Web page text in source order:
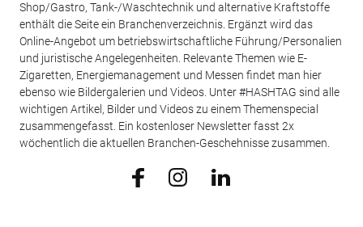
Shop/Gastro, Tank-/Waschtechnik und alternative Kraftstoffe
enthält die Seite ein Branchenverzeichnis. Ergänzt wird das
Online-Angebot um betriebswirtschaftliche Führung/Personalien
und juristische Angelegenheiten. Relevante Themen wie E-
Zigaretten, Energiemanagement und Messen findet man hier
ebenso wie Bildergalerien und Videos. Unter #HASHTAG sind alle
wichtigen Artikel, Bilder und Videos zu einem Themenspecial
zusammengefasst. Ein kostenloser Newsletter fasst 2x
wöchentlich die aktuellen Branchen-Geschehnisse zusammen.